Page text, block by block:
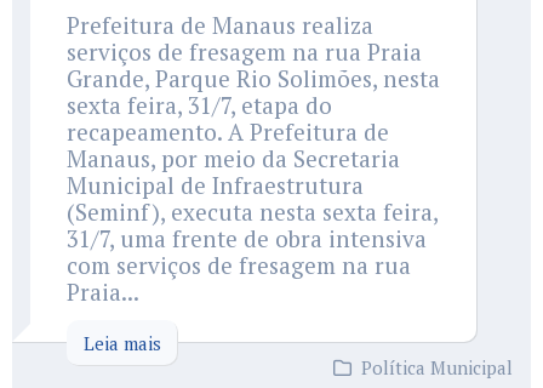
Prefeitura de Manaus realiza
serviços de fresagem na rua Praia
Grande, Parque Rio Solimões, nesta
sexta feira, 31/7, etapa do
recapeamento. A Prefeitura de
Manaus, por meio da Secretaria
Municipal de Infraestrutura
(Seminf), executa nesta sexta feira,
31/7, uma frente de obra intensiva
com serviços de fresagem na rua
Praia...
Leia mais
Política Municipal